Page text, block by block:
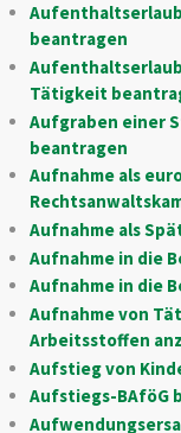
beantragen
Tätigkeit
Aufgraben einer
beantragen
Aufnahme als
Aufnahme als
Aufnahme in die
Aufnahme in die
Aufnahme von
Arbeitsstoffen
Aufstieg von
Aufstiegs-BAföG